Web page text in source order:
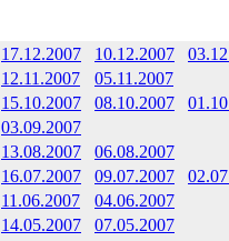
17.12.2007 10.12.2007
12.11.2007
05.11.2007
15.10.2007 08.10.2007
03.09.2007
13.08.2007
06.08.2007
16.07.2007 09.07.2007
11.06.2007
04.06.2007
14.05.2007
07.05.2007